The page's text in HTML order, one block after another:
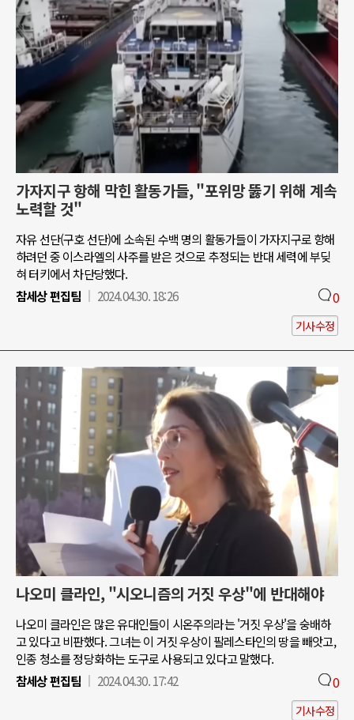
가자지구 항해 막힌 활동가들, "포위망 뚫기 위해 계속
노력할 것"
자유 선단(구호 선단)에 소속된 수백 명의 활동가들이 가자지구로 항해
하려던 중 이스라엘의 사주를 받은 것으로 추정되는 반대 세력에 부딪
혀 터키에서 차단당했다.
참세상 편집팀
2024.04.30. 18:26 0
기사수정
나오미 클라인, "시오니즘의 거짓 우상"에 반대해야
나오미 클라인은 많은 유대인들이 시온주의라는 '거짓 우상'을 숭배하
고 있다고 비판했다. 그녀는 이 거짓 우상이 팔레스타인의 땅을 빼앗고,
인종 청소를 정당화하는 도구로 사용되고 있다고 말했다.
참세상 편집팀
2024.04.30. 17:42 0
기사수정